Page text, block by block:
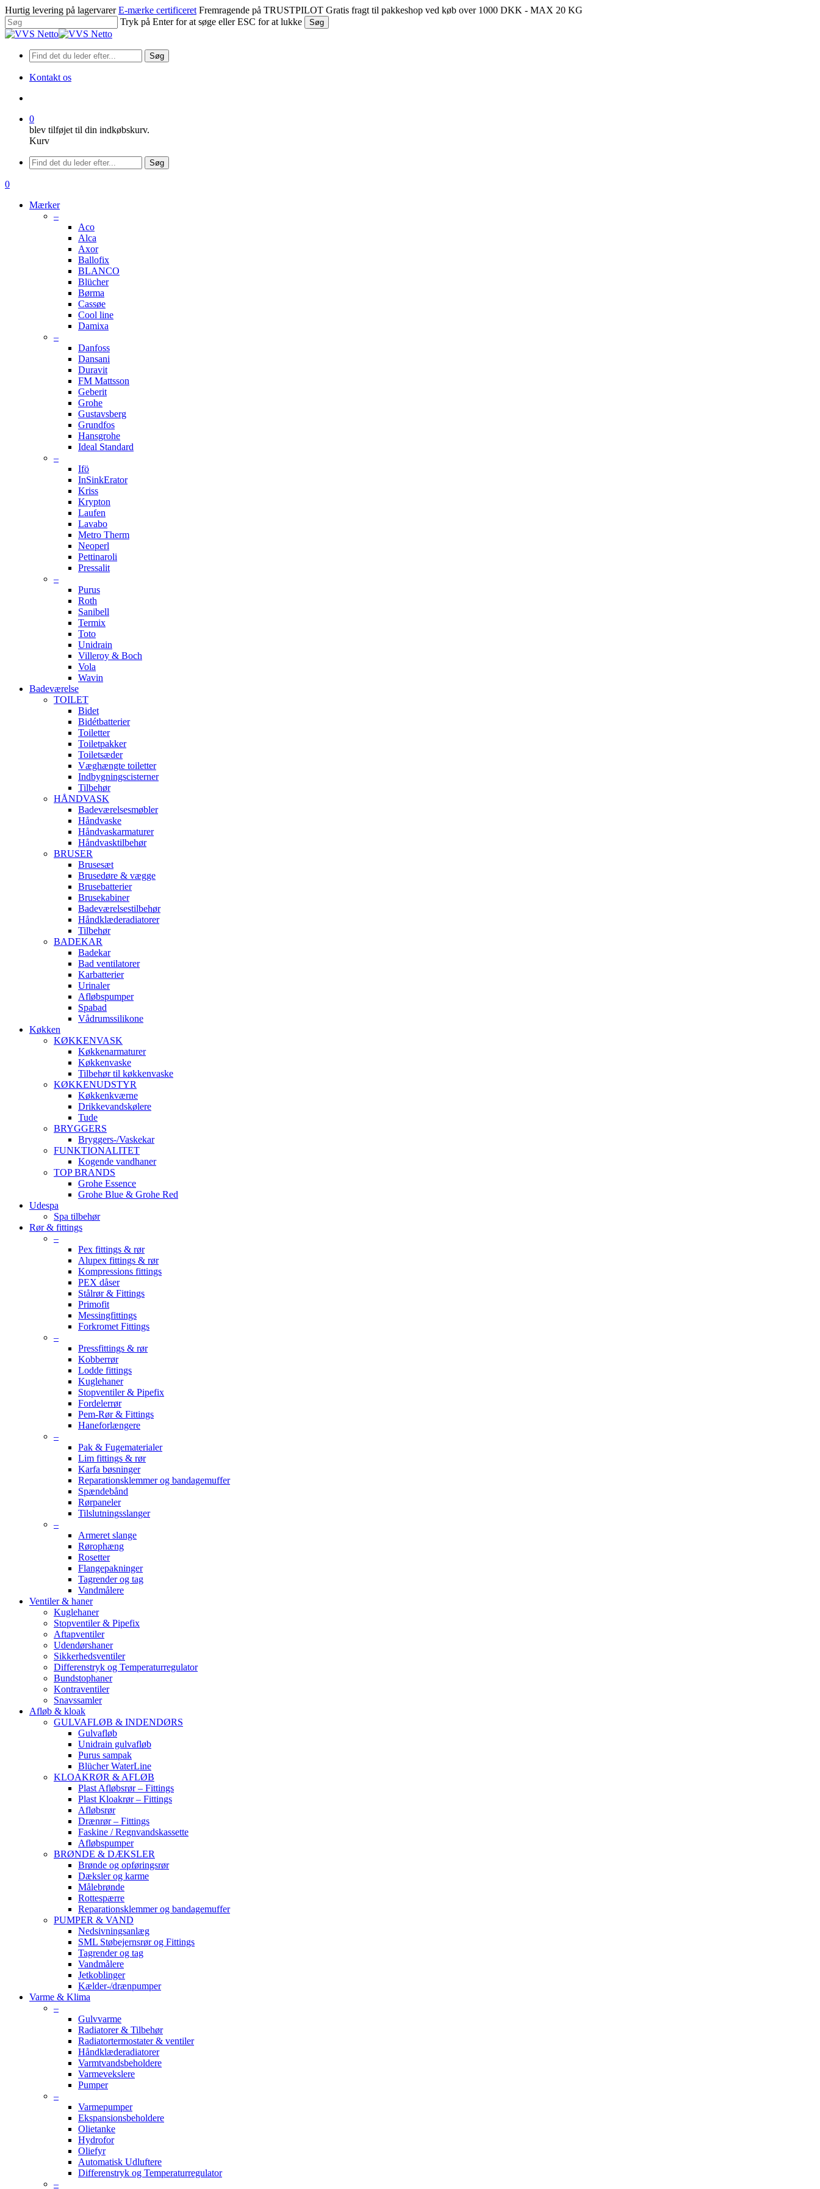
Spring
til
hovedindhold
Hurtig levering på lagervarer E-mærke certificeret Fremragende på TRUSTPILOT Gratis fragt til pakkeshop ved køb over 1000 DKK - MAX 20 KG
Tryk på Enter for at søge eller ESC for at lukke
Søg
Luk
Søg
Kontakt os
0
blev tilføjet til din indkøbskurv.
Kurv
Menu
Søg
søge
0
Mærker
–
Aco
Alca
Axor
Ballofix
BLANCO
Blücher
Børma
Cassøe
Cool line
Damixa
–
Danfoss
Dansani
Duravit
FM Mattsson
Geberit
Grohe
Gustavsberg
Grundfos
Hansgrohe
Ideal Standard
–
Ifö
InSinkErator
Kriss
Krypton
Laufen
Lavabo
Metro Therm
Neoperl
Pettinaroli
Pressalit
–
Purus
Roth
Sanibell
Termix
Toto
Unidrain
Villeroy & Boch
Vola
Wavin
Badeværelse
TOILET
Bidet
Bidétbatterier
Toiletter
Toiletpakker
Toiletsæder
Væghængte toiletter
Indbygningscisterner
Tilbehør
HÅNDVASK
Badeværelsesmøbler
Håndvaske
Håndvaskarmaturer
Håndvasktilbehør
BRUSER
Brusesæt
Brusedøre & vægge
Brusebatterier
Brusekabiner
Badeværelsestilbehør
Håndklæderadiatorer
Tilbehør
BADEKAR
Badekar
Bad ventilatorer
Karbatterier
Urinaler
Afløbspumper
Spabad
Vådrumssilikone
Køkken
KØKKENVASK
Køkkenarmaturer
Køkkenvaske
Tilbehør til køkkenvaske
KØKKENUDSTYR
Køkkenkværne
Drikkevandskølere
Tude
BRYGGERS
Bryggers-/Vaskekar
FUNKTIONALITET
Kogende vandhaner
TOP BRANDS
Grohe Essence
Grohe Blue & Grohe Red
Udespa
Spa tilbehør
Rør & fittings
–
Pex fittings & rør
Alupex fittings & rør
Kompressions fittings
PEX dåser
Stålrør & Fittings
Primofit
Messingfittings
Forkromet Fittings
–
Pressfittings & rør
Kobberrør
Lodde fittings
Kuglehaner
Stopventiler & Pipefix
Fordelerrør
Pem-Rør & Fittings
Haneforlængere
–
Pak & Fugematerialer
Lim fittings & rør
Karfa bøsninger
Reparationsklemmer og bandagemuffer
Spændebånd
Rørpaneler
Tilslutningsslanger
–
Armeret slange
Rørophæng
Rosetter
Flangepakninger
Tagrender og tag
Vandmålere
Ventiler & haner
Kuglehaner
Stopventiler & Pipefix
Aftapventiler
Udendørshaner
Sikkerhedsventiler
Differenstryk og Temperaturregulator
Bundstophaner
Kontraventiler
Snavssamler
Afløb & kloak
GULVAFLØB & INDENDØRS
Gulvafløb
Unidrain gulvafløb
Purus sampak
Blücher WaterLine
KLOAKRØR & AFLØB
Plast Afløbsrør – Fittings
Plast Kloakrør – Fittings
Afløbsrør
Drænrør – Fittings
Faskine / Regnvandskassette
Afløbspumper
BRØNDE & DÆKSLER
Brønde og opføringsrør
Dæksler og karme
Målebrønde
Rottespærre
Reparationsklemmer og bandagemuffer
PUMPER & VAND
Nedsivningsanlæg
SML Støbejernsrør og Fittings
Tagrender og tag
Vandmålere
Jetkoblinger
Kælder-/drænpumper
Varme & Klima
–
Gulvvarme
Radiatorer & Tilbehør
Radiatortermostater & ventiler
Håndklæderadiatorer
Varmtvandsbeholdere
Varmevekslere
Pumper
–
Varmepumper
Ekspansionsbeholdere
Olietanke
Hydrofor
Oliefyr
Automatisk Udluftere
Differenstryk og Temperaturregulator
–